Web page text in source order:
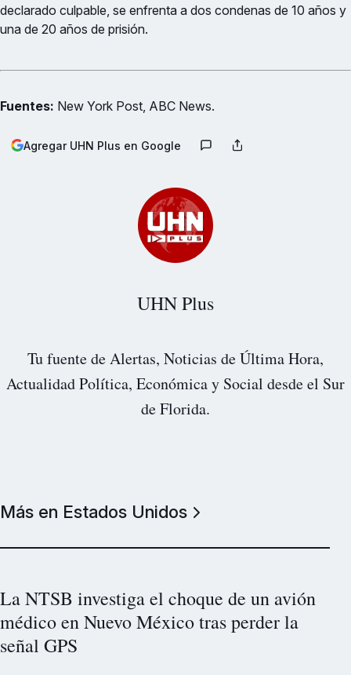
declarado culpable, se enfrenta a dos condenas de 10 años y
una de 20 años de prisión.
Fuentes: New York Post, ABC News.
Agregar UHN Plus en Google
UHN Plus
Tu fuente de Alertas, Noticias de Última Hora,
Actualidad Política, Económica y Social desde el Sur
de Florida.
Más en Estados Unidos
La NTSB investiga el choque de un avión
médico en Nuevo México tras perder la
señal GPS